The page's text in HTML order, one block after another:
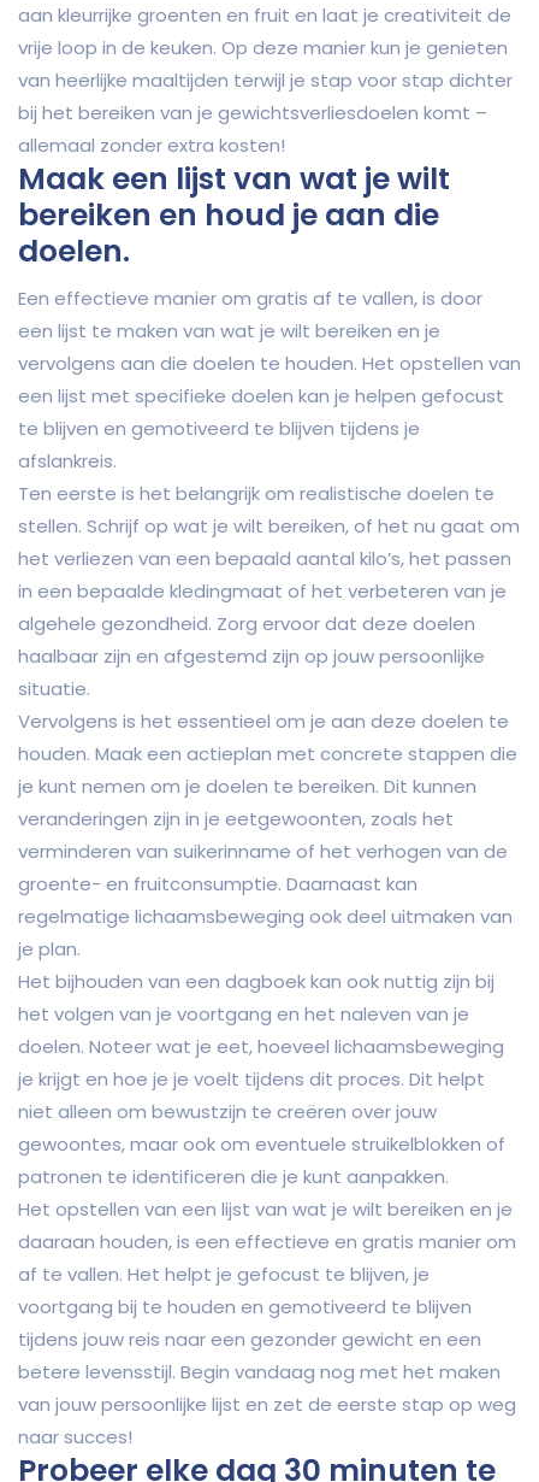
aan kleurrijke groenten en fruit en laat je creativiteit de
vrije loop in de keuken. Op deze manier kun je genieten
van heerlijke maaltijden terwijl je stap voor stap dichter
bij het bereiken van je gewichtsverliesdoelen komt –
allemaal zonder extra kosten!
Maak een lijst van wat je wilt
bereiken en houd je aan die
doelen.
Een effectieve manier om gratis af te vallen, is door
een lijst te maken van wat je wilt bereiken en je
vervolgens aan die doelen te houden. Het opstellen van
een lijst met specifieke doelen kan je helpen gefocust
te blijven en gemotiveerd te blijven tijdens je
afslankreis.
Ten eerste is het belangrijk om realistische doelen te
stellen. Schrijf op wat je wilt bereiken, of het nu gaat om
het verliezen van een bepaald aantal kilo’s, het passen
in een bepaalde kledingmaat of het verbeteren van je
algehele gezondheid. Zorg ervoor dat deze doelen
haalbaar zijn en afgestemd zijn op jouw persoonlijke
situatie.
Vervolgens is het essentieel om je aan deze doelen te
houden. Maak een actieplan met concrete stappen die
je kunt nemen om je doelen te bereiken. Dit kunnen
veranderingen zijn in je eetgewoonten, zoals het
verminderen van suikerinname of het verhogen van de
groente- en fruitconsumptie. Daarnaast kan
regelmatige lichaamsbeweging ook deel uitmaken van
je plan.
Het bijhouden van een dagboek kan ook nuttig zijn bij
het volgen van je voortgang en het naleven van je
doelen. Noteer wat je eet, hoeveel lichaamsbeweging
je krijgt en hoe je je voelt tijdens dit proces. Dit helpt
niet alleen om bewustzijn te creëren over jouw
gewoontes, maar ook om eventuele struikelblokken of
patronen te identificeren die je kunt aanpakken.
Het opstellen van een lijst van wat je wilt bereiken en je
daaraan houden, is een effectieve en gratis manier om
af te vallen. Het helpt je gefocust te blijven, je
voortgang bij te houden en gemotiveerd te blijven
tijdens jouw reis naar een gezonder gewicht en een
betere levensstijl. Begin vandaag nog met het maken
van jouw persoonlijke lijst en zet de eerste stap op weg
naar succes!
Probeer elke dag 30 minuten te